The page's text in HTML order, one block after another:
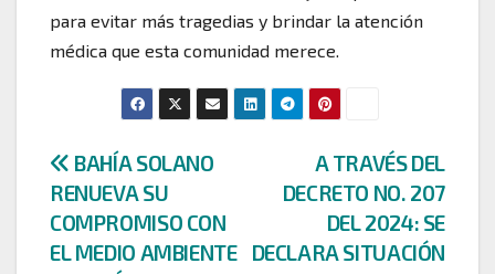
para evitar más tragedias y brindar la atención
médica que esta comunidad merece.
Navegación
de
entradas
A TRAVÉS DEL
DECRETO NO. 207
DEL 2024: SE
DECLARA SITUACIÓN
BAHÍA SOLANO
RENUEVA SU
COMPROMISO CON
EL MEDIO AMBIENTE